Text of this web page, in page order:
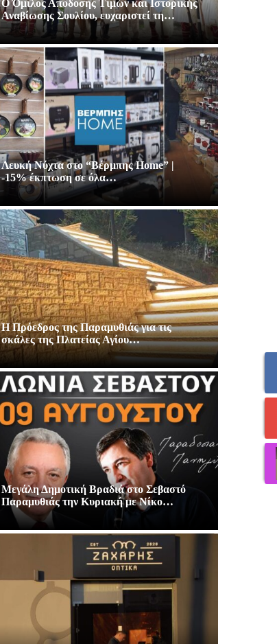
Ο Όμιλος Απόδοσης Τιμών και Ιστορικής
Αναβίωσης Σουλίου, ευχαριστεί τη…
Λευκή Νύχτα στο “Βέρμπης Home” |
-15% έκπτωση σε όλα…
Η Πρόεδρος της Παραμυθιάς για τις
σκάλες της Πλατείας Αγίου…
Μεγάλη Δημοτική Βραδιά στο Σεβαστό
Παραμυθιάς την Κυριακή με Νίκο…